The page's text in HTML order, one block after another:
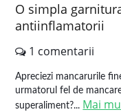
O simpla
antiinflamatorii
1 comentarii
Apreciezi mancarurile
urmatorul fel de
superaliment?... Mai